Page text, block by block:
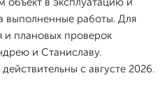
выполненные работы. Для
и плановых проверок
и Станиславу.
с августе 2026.